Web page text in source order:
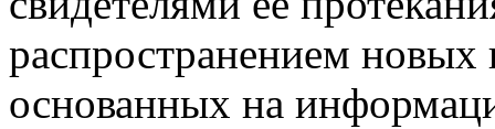
распространением
основанных на